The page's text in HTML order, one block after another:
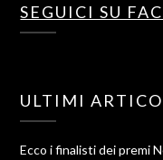
SEGUICI SU
ULTIMI
Ecco i finalisti dei premi